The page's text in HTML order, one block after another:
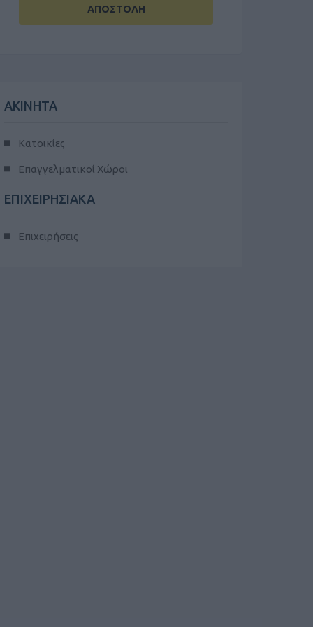
ΑΠΟΣΤΟΛΗ
ΑΚΙΝΗΤΑ
Κατοικίες
Επαγγελματικοί Χώροι
ΕΠΙΧΕΙΡΗΣΙΑΚΑ
Επιχειρήσεις